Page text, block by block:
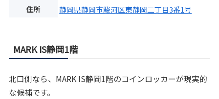
住所 静岡県静岡市駿河区東静岡二丁目3番1号
MARK IS静岡1階
北口側なら、MARK IS静岡1階のコインロッカーが現実的
な候補です。